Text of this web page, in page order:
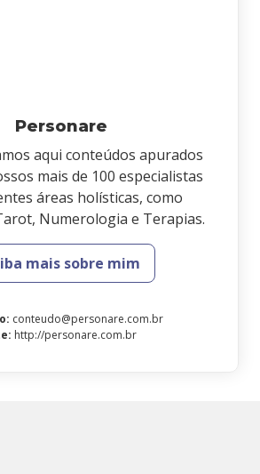
Personare
aqui conteúdos apurados
mais de 100 especialistas
áreas holísticas, como
Numerologia e Terapias.
mais sobre mim
: conteudo@personare.com.br
: http://personare.com.br